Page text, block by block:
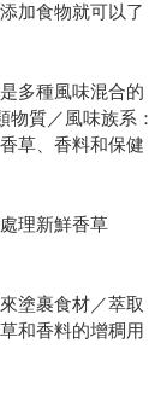
加食物就可以了
多種風味混合的
質／風味族系：
草、香料和保健
理新鮮香草
塗裹食材／萃取
和香料的增稠用